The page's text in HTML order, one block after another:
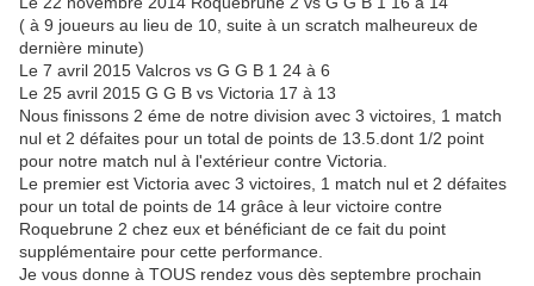
( à 9 joueurs au lieu de 10, suite à un scratch malheureux de
dernière minute)
Le 7 avril 2015 Valcros vs G G B 1 24 à 6
Le 25 avril 2015 G G B vs Victoria 17 à 13
Nous finissons 2 éme de notre division avec 3 victoires, 1 match
nul et 2 défaites pour un total de points de 13.5.dont 1/2 point
pour notre match nul à l'extérieur contre Victoria.
Le premier est Victoria avec 3 victoires, 1 match nul et 2 défaites
pour un total de points de 14 grâce à leur victoire contre
Roquebrune 2 chez eux et bénéficiant de ce fait du point
supplémentaire pour cette performance.
Je vous donne à TOUS rendez vous dès septembre prochain